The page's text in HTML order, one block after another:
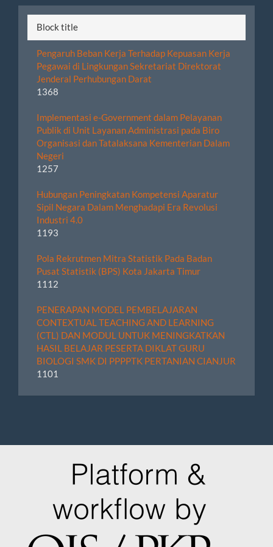
Block title
Pengaruh Beban Kerja Terhadap Kepuasan Kerja
Pegawai di Lingkungan Sekretariat Direktorat
Jenderal Perhubungan Darat
1368
Implementasi e-Government dalam Pelayanan
Publik di Unit Layanan Administrasi pada Biro
Organisasi dan Tatalaksana Kementerian Dalam
Negeri
1257
Hubungan Peningkatan Kompetensi Aparatur
Sipil Negara Dalam Menghadapi Era Revolusi
Industri 4.0
1193
Pola Rekrutmen Mitra Statistik Pada Badan
Pusat Statistik (BPS) Kota Jakarta Timur
1112
PENERAPAN MODEL PEMBELAJARAN
CONTEXTUAL TEACHING AND LEARNING
(CTL) DAN MODUL UNTUK MENINGKATKAN
HASIL BELAJAR PESERTA DIKLAT GURU
BIOLOGI SMK DI PPPPTK PERTANIAN CIANJUR
1101